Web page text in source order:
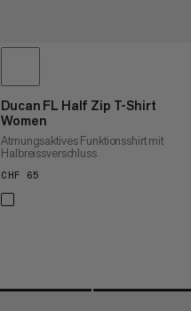
Ducan FL Half Zip T-Shirt
Women
Atmungsaktives Funktionsshirt mit
Halbreissverschluss
CHF 65